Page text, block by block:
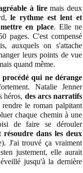
à liremais deux
le rythme est lent et
en place. Elle ne
pages. C'est compensé
auxquels on s'attache
leurs points de vue
quand même.
qui ne dérange
Natalie Jenner
héros, des arcs narratifs
le roman palpitant
chaque chemin à une
de faire se dérouler
résoudre dans les deux
J'ai trouvé ça vraiment
justement, elle aurait
jusqu'à la dernière